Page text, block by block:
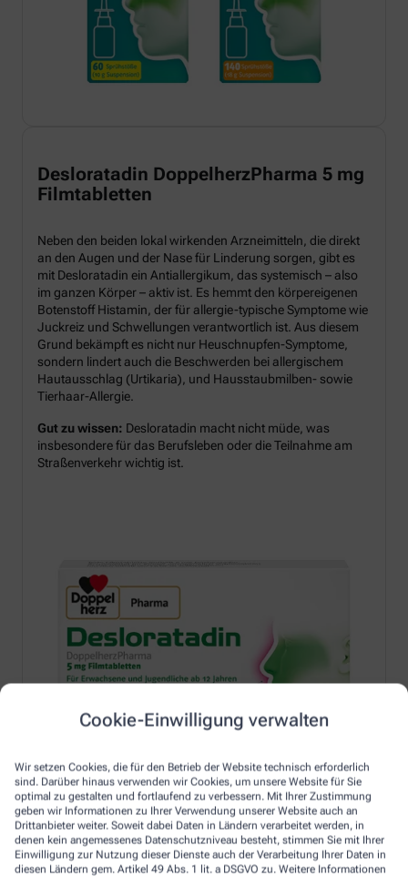
Cookie-Einwilligung verwalten
Wir setzen Cookies, die für den Betrieb der Website technisch erforderlich
sind. Darüber hinaus verwenden wir Cookies, um unsere Website für Sie
optimal zu gestalten und fortlaufend zu verbessern. Mit Ihrer Zustimmung
geben wir Informationen zu Ihrer Verwendung unserer Website auch an
Drittanbieter weiter. Soweit dabei Daten in Ländern verarbeitet werden, in
denen kein angemessenes Datenschutzniveau besteht, stimmen Sie mit Ihrer
Einwilligung zur Nutzung dieser Dienste auch der Verarbeitung Ihrer Daten in
diesen Ländern gem. Artikel 49 Abs. 1 lit. a DSGVO zu. Weitere Informationen
Desloratadin DoppelherzPharma 5 mg
Filmtabletten
Neben den beiden lokal wirkenden Arzneimitteln, die direkt
an den Augen und der Nase für Linderung sorgen, gibt es
mit Desloratadin ein Antiallergikum, das systemisch – also
im ganzen Körper – aktiv ist. Es hemmt den körpereigenen
Botenstoff Histamin, der für allergie-typische Symptome wie
Juckreiz und Schwellungen verantwortlich ist. Aus diesem
Grund bekämpft es nicht nur Heuschnupfen-Symptome,
sondern lindert auch die Beschwerden bei allergischem
Hautausschlag (Urtikaria), und Hausstaubmilben- sowie
Tierhaar-Allergie.
Gut zu wissen: Desloratadin macht nicht müde, was
insbesondere für das Berufsleben oder die Teilnahme am
Straßenverkehr wichtig ist.
Erfahren Sie mehr unter: